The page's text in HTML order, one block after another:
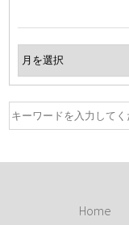
Home